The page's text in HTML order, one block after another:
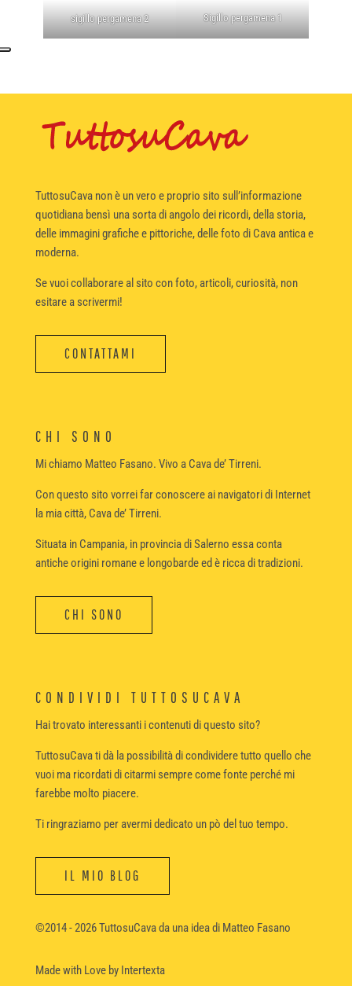
sigillo pergamena 2 Sigillo pergamena 1
TuttosuCava non è un vero e proprio sito sull’informazione
quotidiana bensì una sorta di angolo dei ricordi, della storia,
delle immagini grafiche e pittoriche, delle foto di Cava antica e
moderna.
Se vuoi collaborare al sito con foto, articoli, curiosità, non
esitare a scrivermi!
CONTATTAMI
CHI SONO
Mi chiamo Matteo Fasano. Vivo a Cava de’ Tirreni.
Con questo sito vorrei far conoscere ai navigatori di Internet
la mia città, Cava de’ Tirreni.
Situata in Campania, in provincia di Salerno essa conta
antiche origini romane e longobarde ed è ricca di tradizioni.
CHI SONO
CONDIVIDI TUTTOSUCAVA
Hai trovato interessanti i contenuti di questo sito?
TuttosuCava ti dà la possibilità di condividere tutto quello che
vuoi ma ricordati di citarmi sempre come fonte perché mi
farebbe molto piacere.
Ti ringraziamo per avermi dedicato un pò del tuo tempo.
IL MIO BLOG
©2014 - 2026 TuttosuCava da una idea di Matteo Fasano
Made with Love by Intertexta